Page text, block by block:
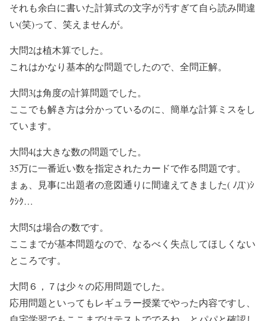
それも余白に書いた計算式の文字が汚すぎて自ら読み間違
い(笑)って、笑えませんが。
大問2は植木算でした。
これはかなり基本的な問題でしたので、全問正解。
大問3は角度の計算問題でした。
ここでも解き方は分かっているのに、簡単な計算ミスをし
ています。
大問4は大きな数の問題でした。
35万に一番近い数を指定されたカードで作る問題です。
まぁ、見事に出題者の意図通りに間違えてきました( ﾉД`)ｼ
ｸｼｸ…
大問5は場合の数です。
ここまでが基本問題なので、なるべく失点してほしくない
ところです。
大問６，７は少々の応用問題でした。
応用問題といってもレギュラー授業でやった内容ですし、